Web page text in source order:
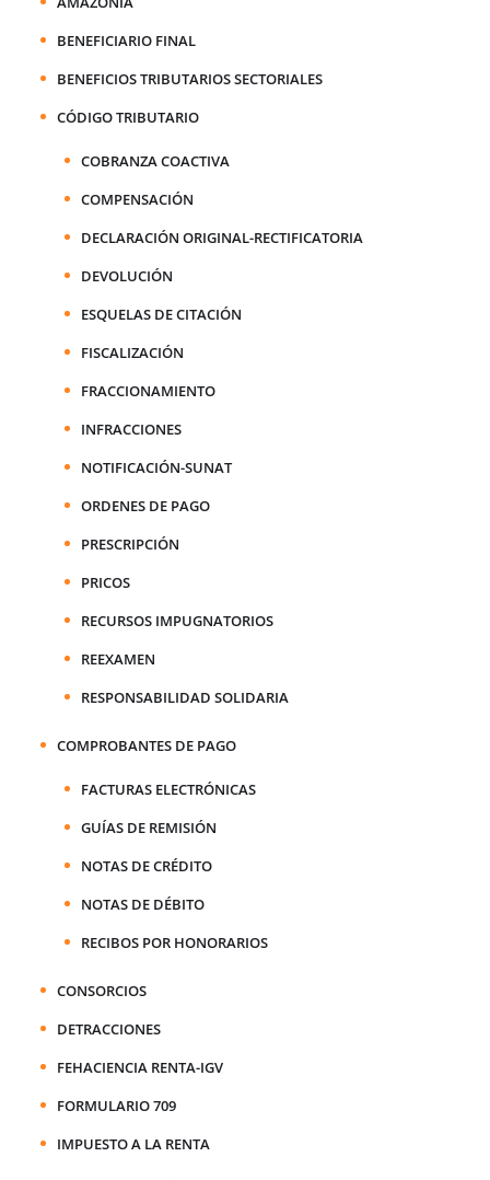
BENEFICIARIO FINAL
BENEFICIOS TRIBUTARIOS SECTORIALES
CÓDIGO TRIBUTARIO
COBRANZA COACTIVA
COMPENSACIÓN
DECLARACIÓN ORIGINAL-RECTIFICATORIA
DEVOLUCIÓN
ESQUELAS DE CITACIÓN
FISCALIZACIÓN
FRACCIONAMIENTO
INFRACCIONES
NOTIFICACIÓN-SUNAT
ORDENES DE PAGO
PRESCRIPCIÓN
PRICOS
RECURSOS IMPUGNATORIOS
REEXAMEN
RESPONSABILIDAD SOLIDARIA
COMPROBANTES DE PAGO
FACTURAS ELECTRÓNICAS
GUÍAS DE REMISIÓN
NOTAS DE CRÉDITO
NOTAS DE DÉBITO
RECIBOS POR HONORARIOS
CONSORCIOS
DETRACCIONES
FEHACIENCIA RENTA-IGV
FORMULARIO 709
IMPUESTO A LA RENTA